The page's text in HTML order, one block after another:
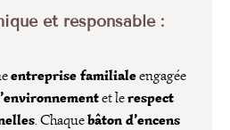
et responsable :
entreprise familialeengagée
et lerespect
. Chaquebâton d’encens